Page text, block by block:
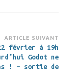
ARTICLE SUIVANT
février à 19h
Godot ne
! – sortie de